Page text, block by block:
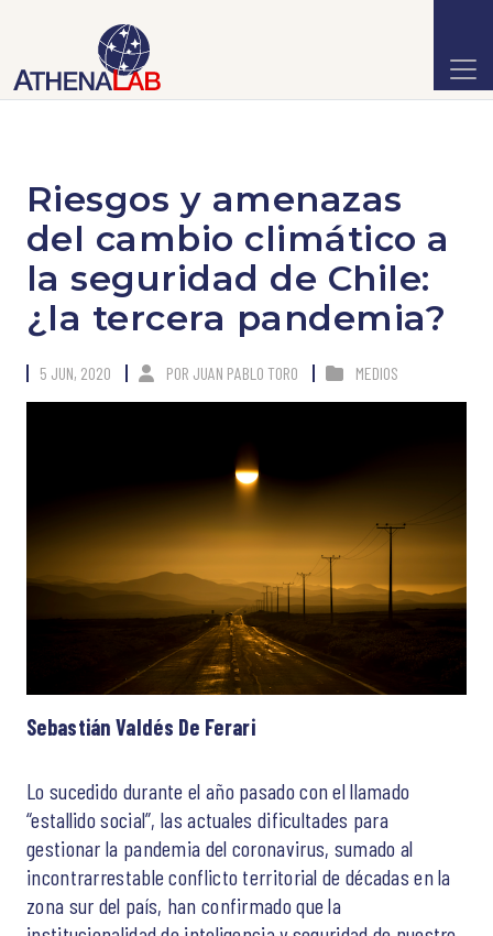
Riesgos y amenazas
del cambio climático a
la seguridad de Chile:
¿la tercera pandemia?
5 JUN, 2020 POR JUAN PABLO TORO MEDIOS
Sebastián Valdés De Ferari
Lo sucedido durante el año pasado con el llamado
“estallido social”, las actuales dificultades para
gestionar la pandemia del coronavirus, sumado al
incontrarrestable conflicto territorial de décadas en la
zona sur del país, han confirmado que la